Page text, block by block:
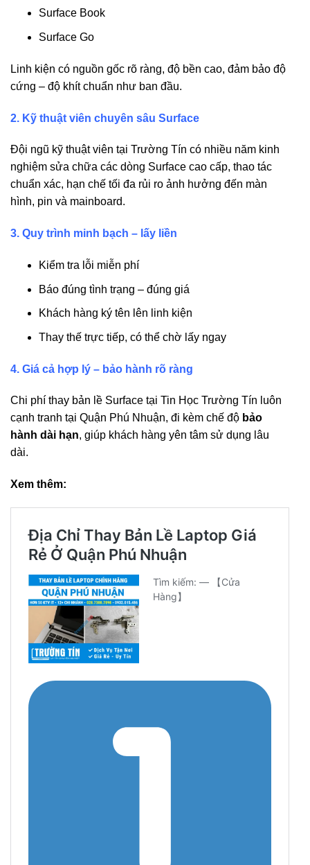
Surface Book
Surface Go
Linh kiện có nguồn gốc rõ ràng, độ bền cao, đảm bảo độ
cứng – độ khít chuẩn như ban đầu.
2. Kỹ thuật viên chuyên sâu Surface
Đội ngũ kỹ thuật viên tại Trường Tín có nhiều năm kinh
nghiệm sửa chữa các dòng Surface cao cấp, thao tác
chuẩn xác, hạn chế tối đa rủi ro ảnh hưởng đến màn
hình, pin và mainboard.
3. Quy trình minh bạch – lấy liền
Kiểm tra lỗi miễn phí
Báo đúng tình trạng – đúng giá
Khách hàng ký tên lên linh kiện
Thay thế trực tiếp, có thể chờ lấy ngay
4. Giá cả hợp lý – bảo hành rõ ràng
Chi phí thay bản lề Surface tại Tin Học Trường Tín luôn
cạnh tranh tại Quận Phú Nhuận, đi kèm chế độ bảo
hành dài hạn, giúp khách hàng yên tâm sử dụng lâu
dài.
Xem thêm: